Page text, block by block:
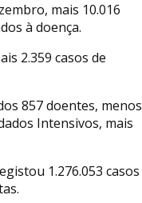
mais 10.016
à doença.
2.359 casos de
857 doentes, menos
Intensivos, mais
1.276.053 casos